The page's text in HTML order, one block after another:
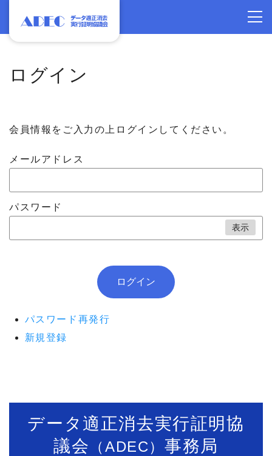
ログイン
会員情報をご入力の上ログインしてください。
メールアドレス
パスワード
パスワード再発行
新規登録
データ適正消去実行証明協
議会 （ADEC） 事務局